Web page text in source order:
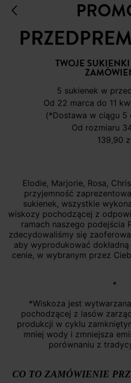
TWOJE
5 sukienek w
od 22 marca do 11
(*dostawa w ciągu
Od rozmiaru
139,90
Elodie, Marjorie, Rosa, Christine i Sophie! Mamy
przyjemność
sukienek, wszystkie
wiskozy pochodzącej z
ramach naszego podejścia
zdecydowaliśmy się
aby wyprodukować
cenie, w wybranym przez
*
*Wiskoza jest wytwarzana z pulpy drzewnej
pochodzącej z lasów
produkcji w cyklu
mniej wody i zmniejsza
porównaniu z
CO TO ZAMÓWIENIE